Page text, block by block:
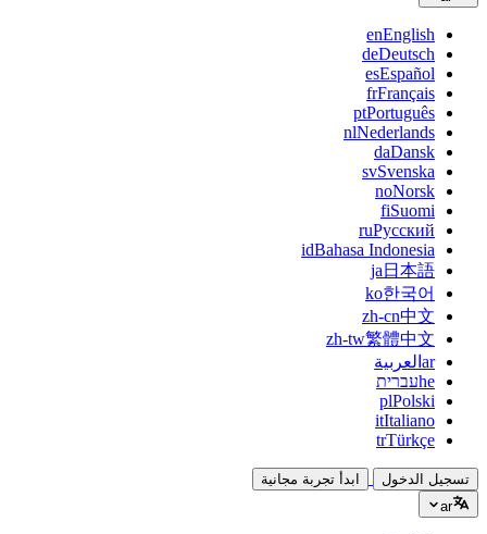
enEnglish
deDeutsch
esEspañol
frFrançais
ptPortuguês
nlNederlands
daDansk
svSvenska
noNorsk
fiSuomi
ruРусский
idBahasa Indonesia
ja 日本語
ko한국어
zh-cn中文
zh-tw繁體中文
ar العربية
heעברית
plPolski
itItaliano
trTürkçe
تسجيل الدخول
ابدأ تجربة مجانية
ar